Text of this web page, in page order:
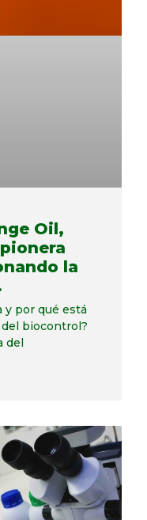
Oil,
la
y por qué está
biocontrol?
del